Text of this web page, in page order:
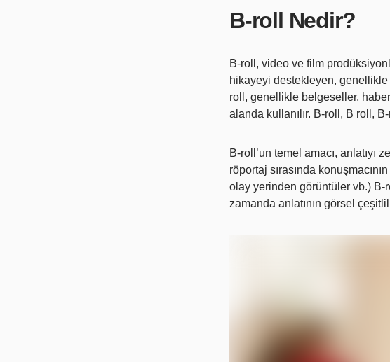
B-roll Nedir?
B-roll, video ve film
hikayeyi destekleyen, genellikle
roll, genellikle belgeseller,
alanda kullanılır. B-roll, B roll,
B-roll’un temel amacı,
röportaj sırasında
olay yerinden görüntüler vb.) B-
zamanda anlatının görsel